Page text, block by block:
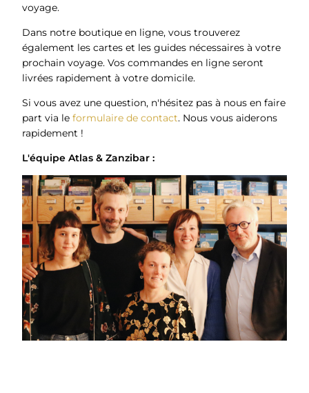
voyage.
Dans notre boutique en ligne, vous trouverez
également les cartes et les guides nécessaires à votre
prochain voyage. Vos commandes en ligne seront
livrées rapidement à votre domicile.
Si vous avez une question, n'hésitez pas à nous en faire
part via le formulaire de contact. Nous vous aiderons
rapidement !
L'équipe Atlas & Zanzibar :